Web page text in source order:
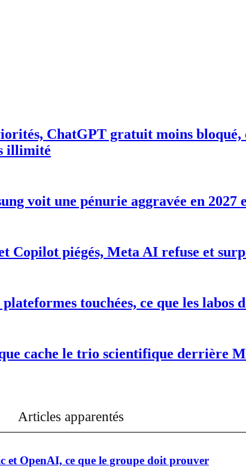
ChatGPT gratuit moins bloqué,
illimité
voit une pénurie aggravée en 2027
Copilot piégés, Meta AI refuse et
touchées, ce que les labos
cache le trio scientifique derrière
Articles apparentés
et OpenAI, ce que le groupe doit prouver